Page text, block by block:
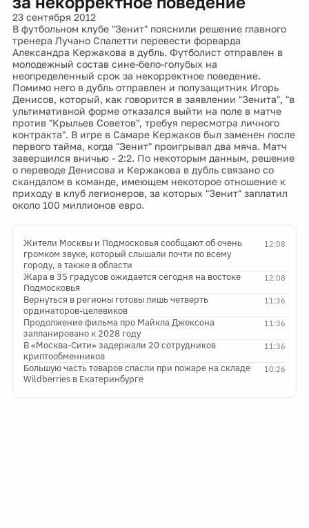
23 сентября 2012
В футбольном клубе "Зенит" пояснили решение главного
тренера Лучано Спалетти перевести форварда
Александра Кержакова в дубль. Футболист отправлен в
молодежный состав сине-бело-голубых на
неопределенный срок за некорректное поведение.
Помимо него в дубль отправлен и полузащитник Игорь
Денисов, который, как говорится в заявлении "Зенита", "в
ультимативной форме отказался выйти на поле в матче
против "Крыльев Советов", требуя пересмотра личного
контракта". В игре в Самаре Кержаков был заменен после
первого тайма, когда "Зенит" проигрывал два мяча. Матч
завершился вничью - 2:2. По некоторым данным, решение
о переводе Денисова и Кержакова в дубль связано со
скандалом в команде, имеющем некоторое отношение к
приходу в клуб легионеров, за которых "Зенит" заплатил
около 100 миллионов евро.
12:08
Жители Москвы и Подмосковья сообщают об очень
громком звуке, который слышали почти по всему
городу, а также в области
12:08
Жара в 35 градусов ожидается сегодня на востоке
Подмосковья
11:36
Вернуться в регионы готовы лишь четверть
ординаторов-целевиков
11:36
Продолжение фильма про Майкла Джексона
запланировано к 2028 году
11:36
В «Москва-Сити» задержали 20 сотрудников
криптообменников
10:26
Большую часть товаров спасли при пожаре на складе
Wildberries в Екатеринбурге